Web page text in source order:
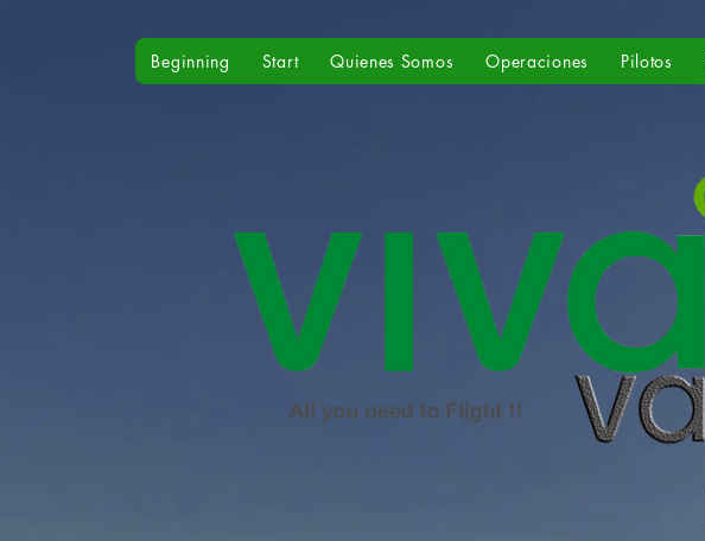
Beginning Start Quienes Somos Operaciones Pilotos